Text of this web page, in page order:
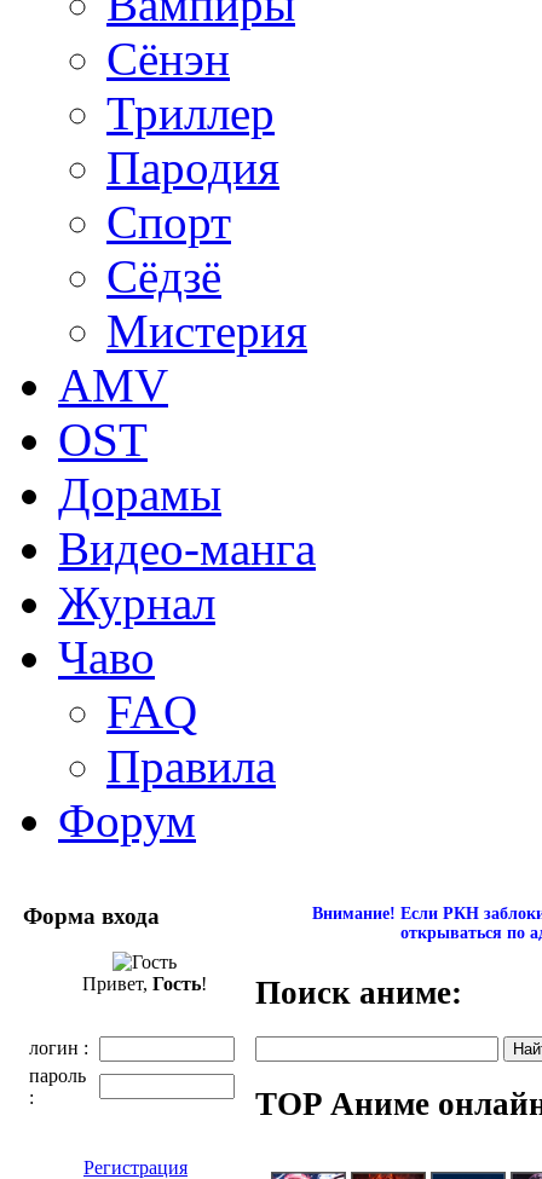
Сёнэн
Триллер
Пародия
Спорт
Сёдзё
Мистерия
AMV
OST
Дорамы
Видео-манга
Журнал
Чаво
FAQ
Правила
Форум
Форма входа
Привет, Гость!
логин :
пароль
:
Регистрация
Внимание! Если РКН
открываться по
Поиск аниме:
TOP Аниме